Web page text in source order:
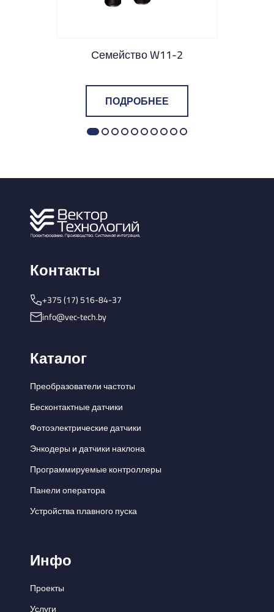
Семейство W11-2
ПОДРОБНЕЕ
Контакты
+375 (17) 516-84-37
info@vec-tech.by
Каталог
Преобразователи частоты
Бесконтактные датчики
Фотоэлектрические датчики
Энкодеры и датчики наклона
Программируемые контроллеры
Панели оператора
Устройства плавного пуска
Инфо
Проекты